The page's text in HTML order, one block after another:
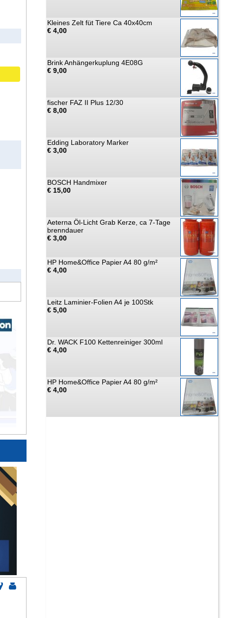
Kleines Zelt füt Tiere Ca 40x40cm
€ 4,00
Brink Anhängerkuplung 4E08G
€ 9,00
fischer FAZ II Plus 12/30
€ 8,00
Edding Laboratory Marker
€ 3,00
BOSCH Handmixer
€ 15,00
Aeterna Öl-Licht Grab Kerze, ca 7-Tage
brenndauer
€ 3,00
HP Home&Office Papier A4 80 g/m²
€ 4,00
Leitz Laminier-Folien A4 je 100Stk
€ 5,00
Dr. WACK F100 Kettenreiniger 300ml
€ 4,00
HP Home&Office Papier A4 80 g/m²
€ 4,00